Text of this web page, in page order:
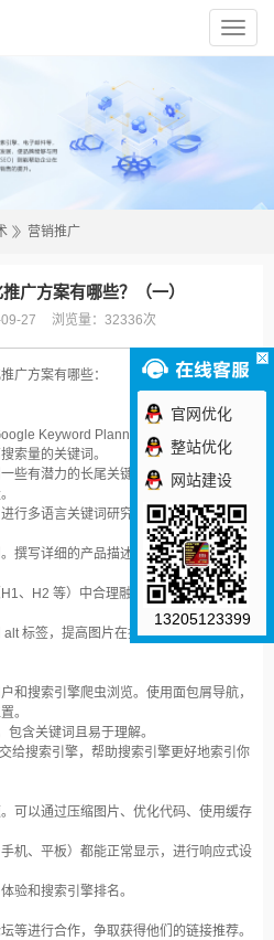
苏
州
点
限
司
营销推广
广方案有哪些？（一）
27 浏览量：32336次
广方案有哪些：
Keyword Planner、Ahrefs 等，找出
索量的关键词。
些有潜力的长尾关键词，这些关键词竞争
行多语言关键词研究。
撰写详细的产品描述、行业资讯、客户案
、H2 等）中合理融入关键词，但要保持
标签，提高图片在搜索引擎中的可见
和搜索引擎爬虫浏览。使用面包屑导航，
。
含关键词且易于理解。
给搜索引擎，帮助搜索引擎更好地索引你
可以通过压缩图片、优化代码、使用缓存
机、平板）都能正常显示，进行响应式设
验和搜索引擎排名。
等进行合作，争取获得他们的链接推荐。
官网优化
整站优化
网站建设
13205123399